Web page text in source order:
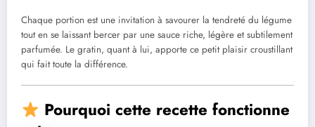
Chaque portion est une invitation à savourer la tendreté du légume
tout en se laissant bercer par une sauce riche, légère et subtilement
parfumée. Le gratin, quant à lui, apporte ce petit plaisir croustillant
qui fait toute la différence.
Pourquoi cette recette fonctionne